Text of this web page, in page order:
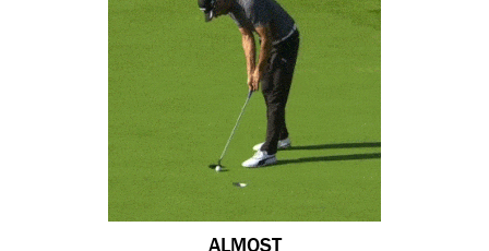
ALMOST